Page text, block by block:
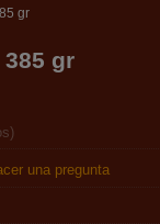
gr
385 gr
una pregunta